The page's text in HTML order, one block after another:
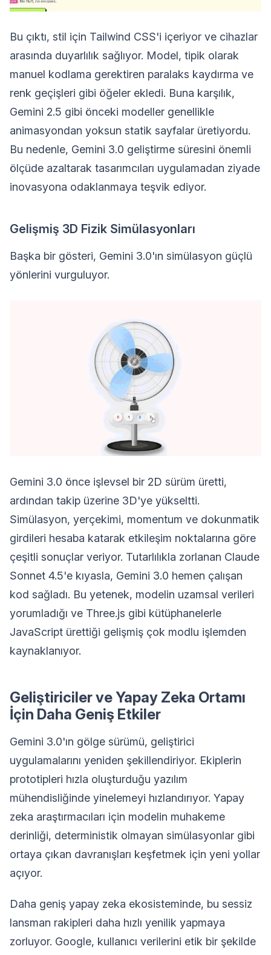
Bu çıktı, stil için Tailwind CSS'i içeriyor ve cihazlar
arasında duyarlılık sağlıyor. Model, tipik olarak
manuel kodlama gerektiren paralaks kaydırma ve
renk geçişleri gibi öğeler ekledi. Buna karşılık,
Gemini 2.5 gibi önceki modeller genellikle
animasyondan yoksun statik sayfalar üretiyordu.
Bu nedenle, Gemini 3.0 geliştirme süresini önemli
ölçüde azaltarak tasarımcıları uygulamadan ziyade
inovasyona odaklanmaya teşvik ediyor.
Gelişmiş 3D Fizik Simülasyonları
Başka bir gösteri, Gemini 3.0'ın simülasyon güçlü
yönlerini vurguluyor.
Gemini 3.0 önce işlevsel bir 2D sürüm üretti,
ardından takip üzerine 3D'ye yükseltti.
Simülasyon, yerçekimi, momentum ve dokunmatik
girdileri hesaba katarak etkileşim noktalarına göre
çeşitli sonuçlar veriyor. Tutarlılıkla zorlanan Claude
Sonnet 4.5'e kıyasla, Gemini 3.0 hemen çalışan
kod sağladı. Bu yetenek, modelin uzamsal verileri
yorumladığı ve Three.js gibi kütüphanelerle
JavaScript ürettiği gelişmiş çok modlu işlemden
kaynaklanıyor.
Geliştiriciler ve Yapay Zeka Ortamı
İçin Daha Geniş Etkiler
Gemini 3.0'ın gölge sürümü, geliştirici
uygulamalarını yeniden şekillendiriyor. Ekiplerin
prototipleri hızla oluşturduğu yazılım
mühendisliğinde yinelemeyi hızlandırıyor. Yapay
zeka araştırmacıları için modelin muhakeme
derinliği, deterministik olmayan simülasyonlar gibi
ortaya çıkan davranışları keşfetmek için yeni yollar
açıyor.
Daha geniş yapay zeka ekosisteminde, bu sessiz
lansman rakipleri daha hızlı yenilik yapmaya
zorluyor. Google, kullanıcı verilerini etik bir şekilde